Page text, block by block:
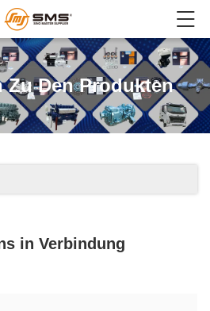
Zu Den Produkten
in Verbindung